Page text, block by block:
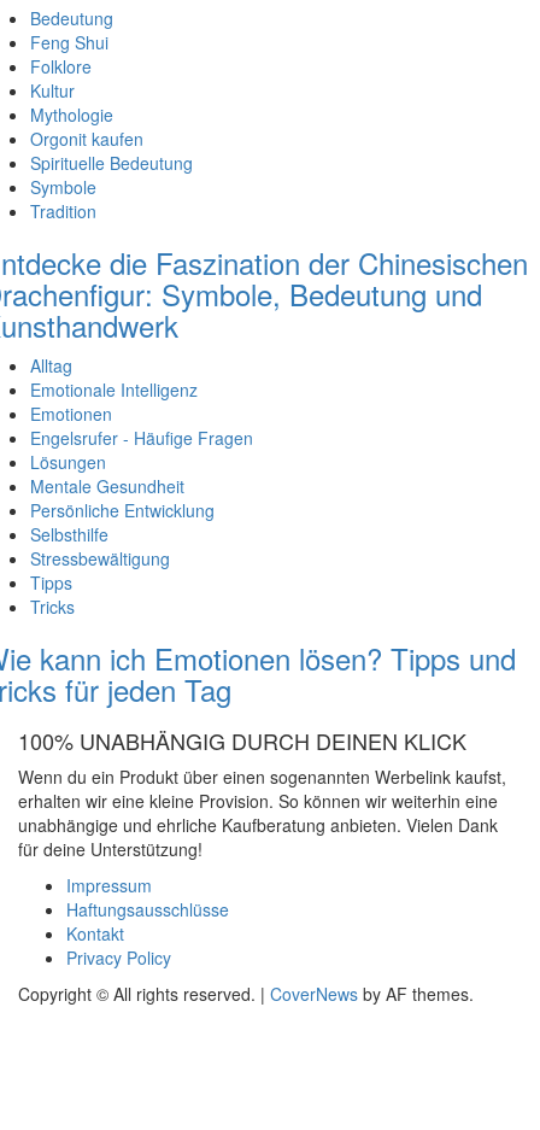
Bedeutung
Feng Shui
Folklore
Kultur
Mythologie
Orgonit kaufen
Spirituelle Bedeutung
Symbole
Tradition
die Faszination der Chinesischen
Symbole, Bedeutung und
Alltag
Emotionale Intelligenz
Emotionen
Engelsrufer - Häufige Fragen
Lösungen
Mentale Gesundheit
Persönliche Entwicklung
Selbsthilfe
Stressbewältigung
Tipps
Tricks
kann ich Emotionen lösen? Tipps und
für jeden Tag
100% UNABHÄNGIG DURCH DEINEN KLICK
Wenn du ein Produkt über einen sogenannten Werbelink kaufst,
erhalten wir eine kleine Provision. So können wir weiterhin eine
unabhängige und ehrliche Kaufberatung anbieten. Vielen Dank
für deine Unterstützung!
Impressum
Haftungsausschlüsse
Kontakt
Privacy Policy
Copyright © All rights reserved. | CoverNews by AF themes.